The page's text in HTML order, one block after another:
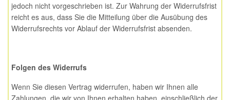
jedoch nicht vorgeschrieben ist. Zur Wahrung der Widerrufsfrist
reicht es aus, dass Sie die Mitteilung über die Ausübung des
Widerrufsrechts vor Ablauf der Widerrufsfrist absenden.
Folgen des Widerrufs
Wenn Sie diesen Vertrag widerrufen, haben wir Ihnen alle
Zahlungen, die wir von Ihnen erhalten haben, einschließlich der